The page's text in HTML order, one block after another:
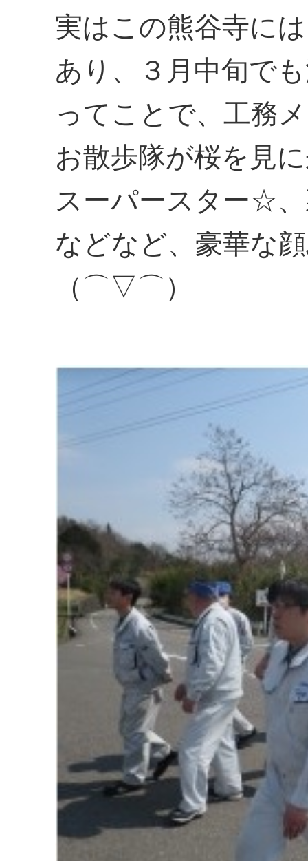
実はこの熊谷寺に
あり、３月中旬で
ってことで、工務
お散歩隊が桜を見
スーパースター☆
などなど、豪華な
（⌒▽⌒）